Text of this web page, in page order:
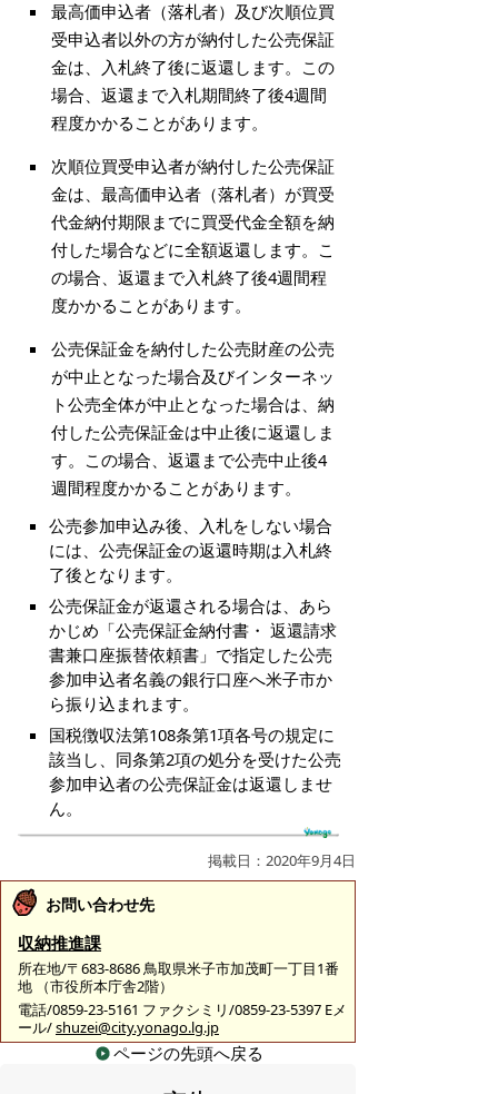
最高価申込者（落札者）及び次順位買
受申込者以外の方が納付した公売保証
金は、入札終了後に返還します。この
場合、返還まで入札期間終了後4週間
程度かかることがあります。
次順位買受申込者が納付した公売保証
金は、最高価申込者（落札者）が買受
代金納付期限までに買受代金全額を納
付した場合などに全額返還します。こ
の場合、返還まで入札終了後4週間程
度かかることがあります。
公売保証金を納付した公売財産の公売
が中止となった場合及びインターネッ
ト公売全体が中止となった場合は、納
付した公売保証金は中止後に返還しま
す。この場合、返還まで公売中止後4
週間程度かかることがあります。
公売参加申込み後、入札をしない場合
には、公売保証金の返還時期は入札終
了後となります。
公売保証金が返還される場合は、あら
かじめ「公売保証金納付書・ 返還請求
書兼口座振替依頼書」で指定した公売
参加申込者名義の銀行口座へ米子市か
ら振り込まれます。
国税徴収法第108条第1項各号の規定に
該当し、同条第2項の処分を受けた公売
参加申込者の公売保証金は返還しませ
ん。
掲載日：2020年9月4日
お問い合わせ先
収納推進課
所在地/〒683-8686 鳥取県米子市加茂町一丁目1番
地 （市役所本庁舎2階）
電話/0859-23-5161 ファクシミリ/0859-23-5397 Eメ
ール/shuzei@city.yonago.lg.jp
ページの先頭へ戻る